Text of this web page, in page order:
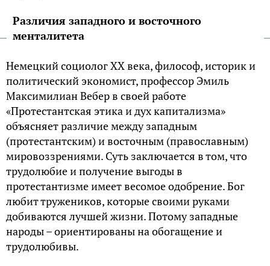
Различия западного и восточного
менталитета
Немецкий социолог XX века, философ, историк и
политический экономист, профессор Эмиль
Максимилиан Вебер в своей работе
«Протестантская этика и дух капитализма»
объясняет различие между западным
(протестантским) и восточным (православным)
мировоззрениями. Суть заключается в том, что
трудолюбие и получение выгоды в
протестантизме имеет весомое одобрение. Бог
любит тружеников, которые своими руками
добиваются лучшей жизни. Потому западные
народы – ориентированы на обогащение и
трудолюбивы.